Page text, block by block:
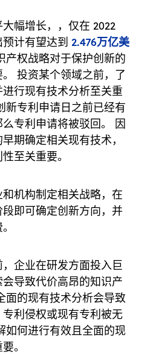
幅增长，，仅在 2022
计有望达到 2.476万亿美
产权战略对于保护创新的
投资某个领域之前，了
行现有技术分析至关重
新专利申请日之前已经有
专利申请将被驳回。 因
期确定相关现有技术，
至关重要。
机构制定相关战略，在
即可确定创新方向，并
企业在研发方面投入巨
导致代价高昂的知识产
面的现有技术分析会导致
利侵权或现有专利被无
如何进行有效且全面的现
。